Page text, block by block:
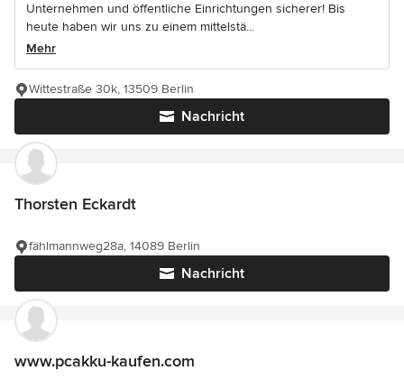
Unternehmen und öffentliche Einrichtungen sicherer! Bis
heute haben wir uns zu einem mittelstä...
Mehr
Nachricht
Wittestraße 30k, 13509 Berlin
Thorsten Eckardt
Nachricht
fählmannweg28a, 14089 Berlin
www.pcakku-kaufen.com